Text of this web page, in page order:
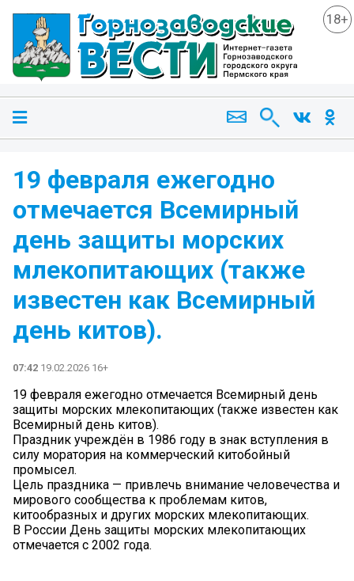
18+
19 февраля ежегодно
отмечается Всемирный
день защиты морских
млекопитающих (также
известен как Всемирный
день китов).
07:42 19.02.2026 16+
19 февраля ежегодно отмечается Всемирный день
защиты морских млекопитающих (также известен как
Всемирный день китов).
Праздник учреждён в 1986 году в знак вступления в
силу моратория на коммерческий китобойный
промысел.
Цель праздника — привлечь внимание человечества и
мирового сообщества к проблемам китов,
китообразных и других морских млекопитающих.
В России День защиты морских млекопитающих
отмечается с 2002 года.